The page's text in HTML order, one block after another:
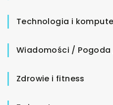
Technologia i
Wiadomości /
Zdrowie i fitness